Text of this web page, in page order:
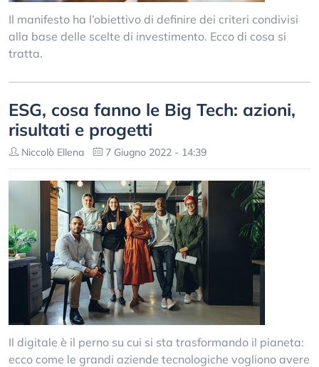
Il manifesto ha l’obiettivo di definire dei criteri condivisi
alla base delle scelte di investimento. Ecco di cosa si
tratta.
ESG, cosa fanno le Big Tech: azioni,
risultati e progetti
Niccolò Ellena 7 Giugno 2022 - 14:39
Il digitale è il perno su cui si sta trasformando il pianeta:
ecco come le grandi aziende tecnologiche vogliono avere